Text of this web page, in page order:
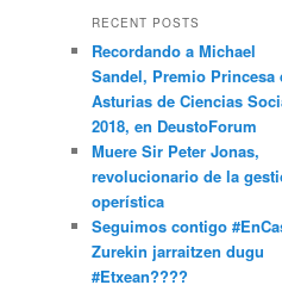
RECENT POSTS
Recordando a Michael
Sandel, Premio Princesa
Asturias de Ciencias
2018, en DeustoForum
Muere Sir Peter Jonas,
revolucionario de la
operística
Seguimos contigo
Zurekin jarraitzen dugu
#Etxean????